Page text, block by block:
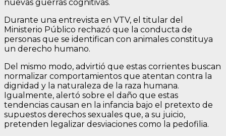
nuevas guerras cognitivas.
Durante una entrevista en VTV, el titular del
Ministerio Público rechazó que la conducta de
personas que se identifican con animales constituya
un derecho humano.
Del mismo modo, advirtió que estas corrientes buscan
normalizar comportamientos que atentan contra la
dignidad y la naturaleza de la raza humana.
Igualmente, alertó sobre el daño que estas
tendencias causan en la infancia bajo el pretexto de
supuestos derechos sexuales que, a su juicio,
pretenden legalizar desviaciones como la pedofilia.